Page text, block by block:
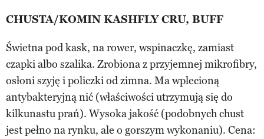
CHUSTA/KOMIN KASHFLY CRU, BUFF
Świetna pod kask, na rower, wspinaczkę, zamiast
czapki albo szalika. Zrobiona z przyjemnej mikrofibry,
osłoni szyję i policzki od zimna. Ma wplecioną
antybakteryjną nić (właściwości utrzymują się do
kilkunastu prań). Wysoka jakość (podobnych chust
jest pełno na rynku, ale o gorszym wykonaniu). Cena: